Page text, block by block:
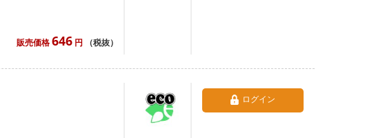
販売価格 646 円 （税抜）
ログイン